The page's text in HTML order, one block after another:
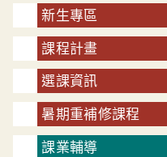
新生專區
課程計畫
選課資訊
暑期重補修課程
課業輔導